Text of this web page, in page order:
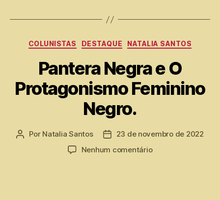
COLUNISTAS DESTAQUE NATALIA SANTOS
Pantera Negra e O
Protagonismo Feminino
Negro.
Por Natalia Santos
23 de novembro de 2022
Nenhum comentário